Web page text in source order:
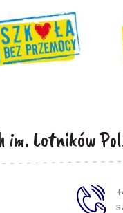
im. Lotników